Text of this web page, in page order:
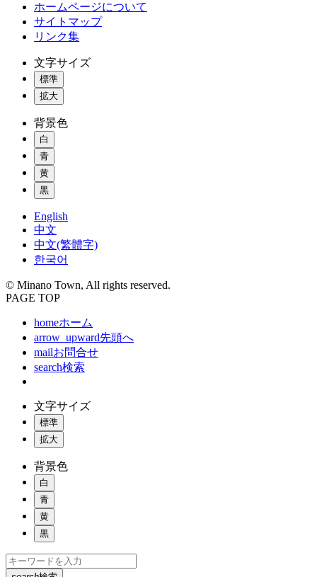
ホームページについて
サイトマップ
リンク集
文字サイズ
標準
拡大
背景色
白
青
黄
黒
English
中文
中文(繁體字)
한국어
© Minano Town, All rights reserved.
PAGE TOP
homeホーム
arrow_upward先頭へ
mailお問合せ
search検索
文字サイズ
標準
拡大
背景色
白
青
黄
黒